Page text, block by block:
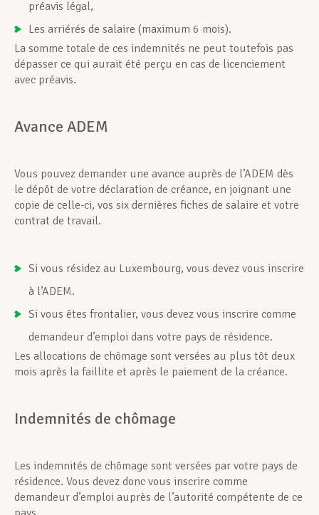
préavis légal,
Les arriérés de salaire (maximum 6 mois).
La somme totale de ces indemnités ne peut toutefois pas
dépasser ce qui aurait été perçu en cas de licenciement
avec préavis.
Avance ADEM
Vous pouvez demander une avance auprès de l’ADEM dès
le dépôt de votre déclaration de créance, en joignant une
copie de celle-ci, vos six dernières fiches de salaire et votre
contrat de travail.
Si vous résidez au Luxembourg, vous devez vous inscrire
à l’ADEM.
Si vous êtes frontalier, vous devez vous inscrire comme
demandeur d’emploi dans votre pays de résidence.
Les allocations de chômage sont versées au plus tôt deux
mois après la faillite et après le paiement de la créance.
Indemnités de chômage
Les indemnités de chômage sont versées par votre pays de
résidence. Vous devez donc vous inscrire comme
demandeur d’emploi auprès de l’autorité compétente de ce